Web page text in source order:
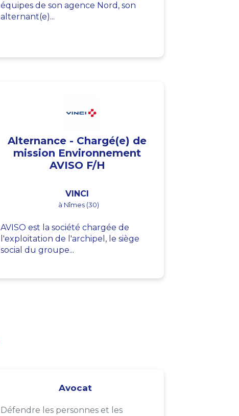
équipes de son agence Nord, son
alternant(e)...
Alternance - Chargé(e) de
mission Environnement
AVISO F/H
VINCI
à Nîmes (30)
AVISO est la société chargée de
l'exploitation de l'archipel, le siège
social du groupe...
Avocat
Défendre les personnes et les